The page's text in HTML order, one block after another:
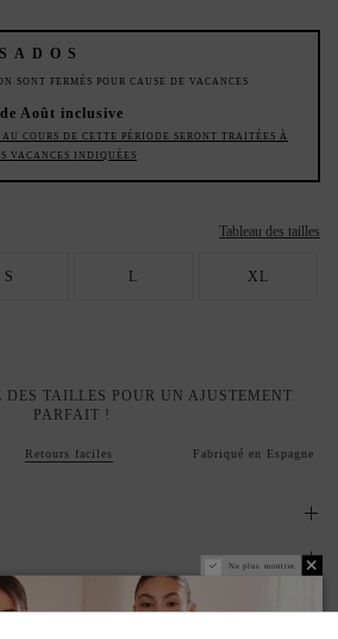
SONT FERMÉS POUR CAUSE DE VACANCES
Août inclusive
COURS DE CETTE PÉRIODE SERONT TRAITÉES À
VACANCES INDIQUÉES
Tableau des tailles
S L XL
TAILLES POUR UN AJUSTEMENT
PARFAIT !
Retours faciles Fabriqué en Espagne
Ne plus montrer.